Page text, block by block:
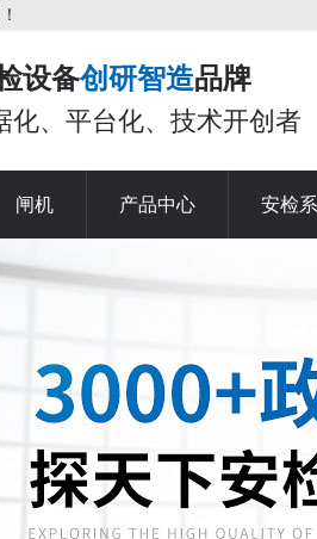
设备创研智造品牌
化、平台化、技术开创者
闸机 产品中心 安检